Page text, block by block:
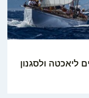
ולסגנון